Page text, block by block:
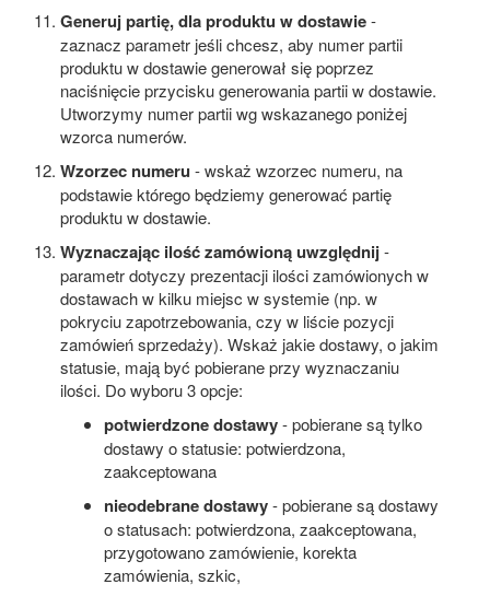
Generuj partię, dla produktu w dostawie-
zaznacz parametr jeśli chcesz, aby numer partii
produktu w dostawie generował się poprzez
naciśnięcie przycisku generowania partii w dostawie.
Utworzymy numer partii wg wskazanego poniżej
wzorca numerów.
Wzorzec numeru - wskaż wzorzec numeru, na
podstawie którego będziemy generować partię
produktu w dostawie.
Wyznaczając ilość zamówioną uwzględnij-
parametr dotyczy prezentacji ilości zamówionych w
dostawach w kilku miejsc w systemie (np. w
pokryciu zapotrzebowania, czy w liście pozycji
zamówień sprzedaży). Wskaż jakie dostawy, o jakim
statusie, mają być pobierane przy wyznaczaniu
ilości. Do wyboru 3 opcje:
potwierdzone dostawy- pobierane są tylko
dostawy o statusie: potwierdzona,
zaakceptowana
nieodebrane dostawy- pobierane są dostawy
o statusach: potwierdzona, zaakceptowana,
przygotowano zamówienie, korekta
zamówienia, szkic,